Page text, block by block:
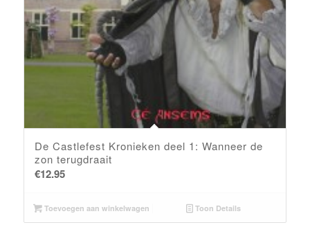
De Castlefest Kronieken deel 1: Wanneer de
zon terugdraait
€12.95
Toevoegen aan winkelwagen Toon Details